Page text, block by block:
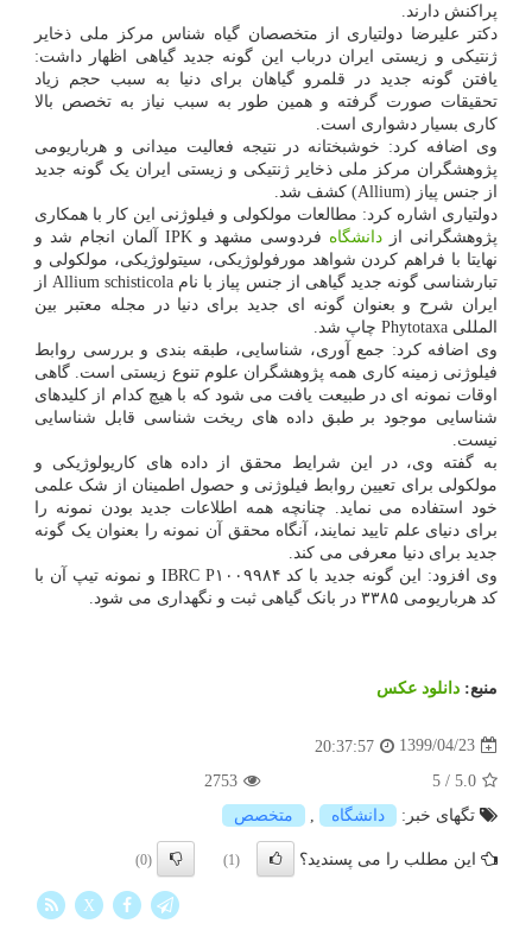
پراکنش دارند.
دکتر علیرضا دولتیاری از متخصصان گیاه شناس مرکز ملی ذخایر
ژنتیکی و زیستی ایران درباب این گونه جدید گیاهی اظهار داشت:
یافتن گونه جدید در قلمرو گیاهان برای دنیا به سبب حجم زیاد
تحقیقات صورت گرفته و همین طور به سبب نیاز به تخصص بالا
کاری بسیار دشواری است.
وی اضافه کرد: خوشبختانه در نتیجه فعالیت میدانی و هرباریومی
پژوهشگران مرکز ملی ذخایر ژنتیکی و زیستی ایران یک گونه جدید
از جنس پیاز (Allium) کشف شد.
دولتیاری اشاره کرد: مطالعات مولکولی و فیلوژنی این کار با همکاری
پژوهشگرانی از دانشگاه
فردوسی مشهد و IPK آلمان انجام شد و
نهایتا با فراهم کردن شواهد مورفولوژیکی، سیتولوژیکی، مولکولی و
تبارشناسی گونه جدید گیاهی از جنس پیاز با نام Allium schisticola از
ایران شرح و بعنوان گونه ای جدید برای دنیا در مجله معتبر بین
المللی Phytotaxa چاپ شد.
وی اضافه کرد: جمع آوری، شناسایی، طبقه بندی و بررسی روابط
فیلوژنی زمینه کاری همه پژوهشگران علوم تنوع زیستی است. گاهی
اوقات نمونه ای در طبیعت یافت می شود که با هیچ کدام از کلیدهای
شناسایی موجود بر طبق داده های ریخت شناسی قابل شناسایی
نیست.
به گفته وی، در این شرایط محقق از داده های کاریولوژیکی و
مولکولی برای تعیین روابط فیلوژنی و حصول اطمینان از شک علمی
خود استفاده می نماید. چنانچه همه اطلاعات جدید بودن نمونه را
برای دنیای علم تایید نمایند، آنگاه محقق آن نمونه را بعنوان یک گونه
جدید برای دنیا معرفی می کند.
وی افزود: این گونه جدید با کد IBRC P۱۰۰۹۹۸۴ و نمونه تیپ آن با
کد هرباریومی ۳۳۸۵ در بانک گیاهی ثبت و نگهداری می شود.
منبع: دانلود عكس
1399/04/23
20:37:57
5.0
/
5
2753
تگهای خبر:
دانشگاه , متخصص
این مطلب را می پسندید؟ (1)
(0)
X